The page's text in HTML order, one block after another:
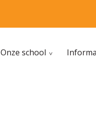
Onze school